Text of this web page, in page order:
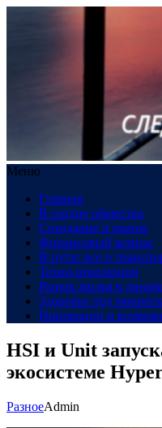
Меню
Главная
В сердце общества
Созидание и рынок
Финансовый компас
В пути: все о
Техно-революция
Рынок жилья в
Здоровье под
Инновации и
HSI и Unit
экосистеме
РазноеAdmin